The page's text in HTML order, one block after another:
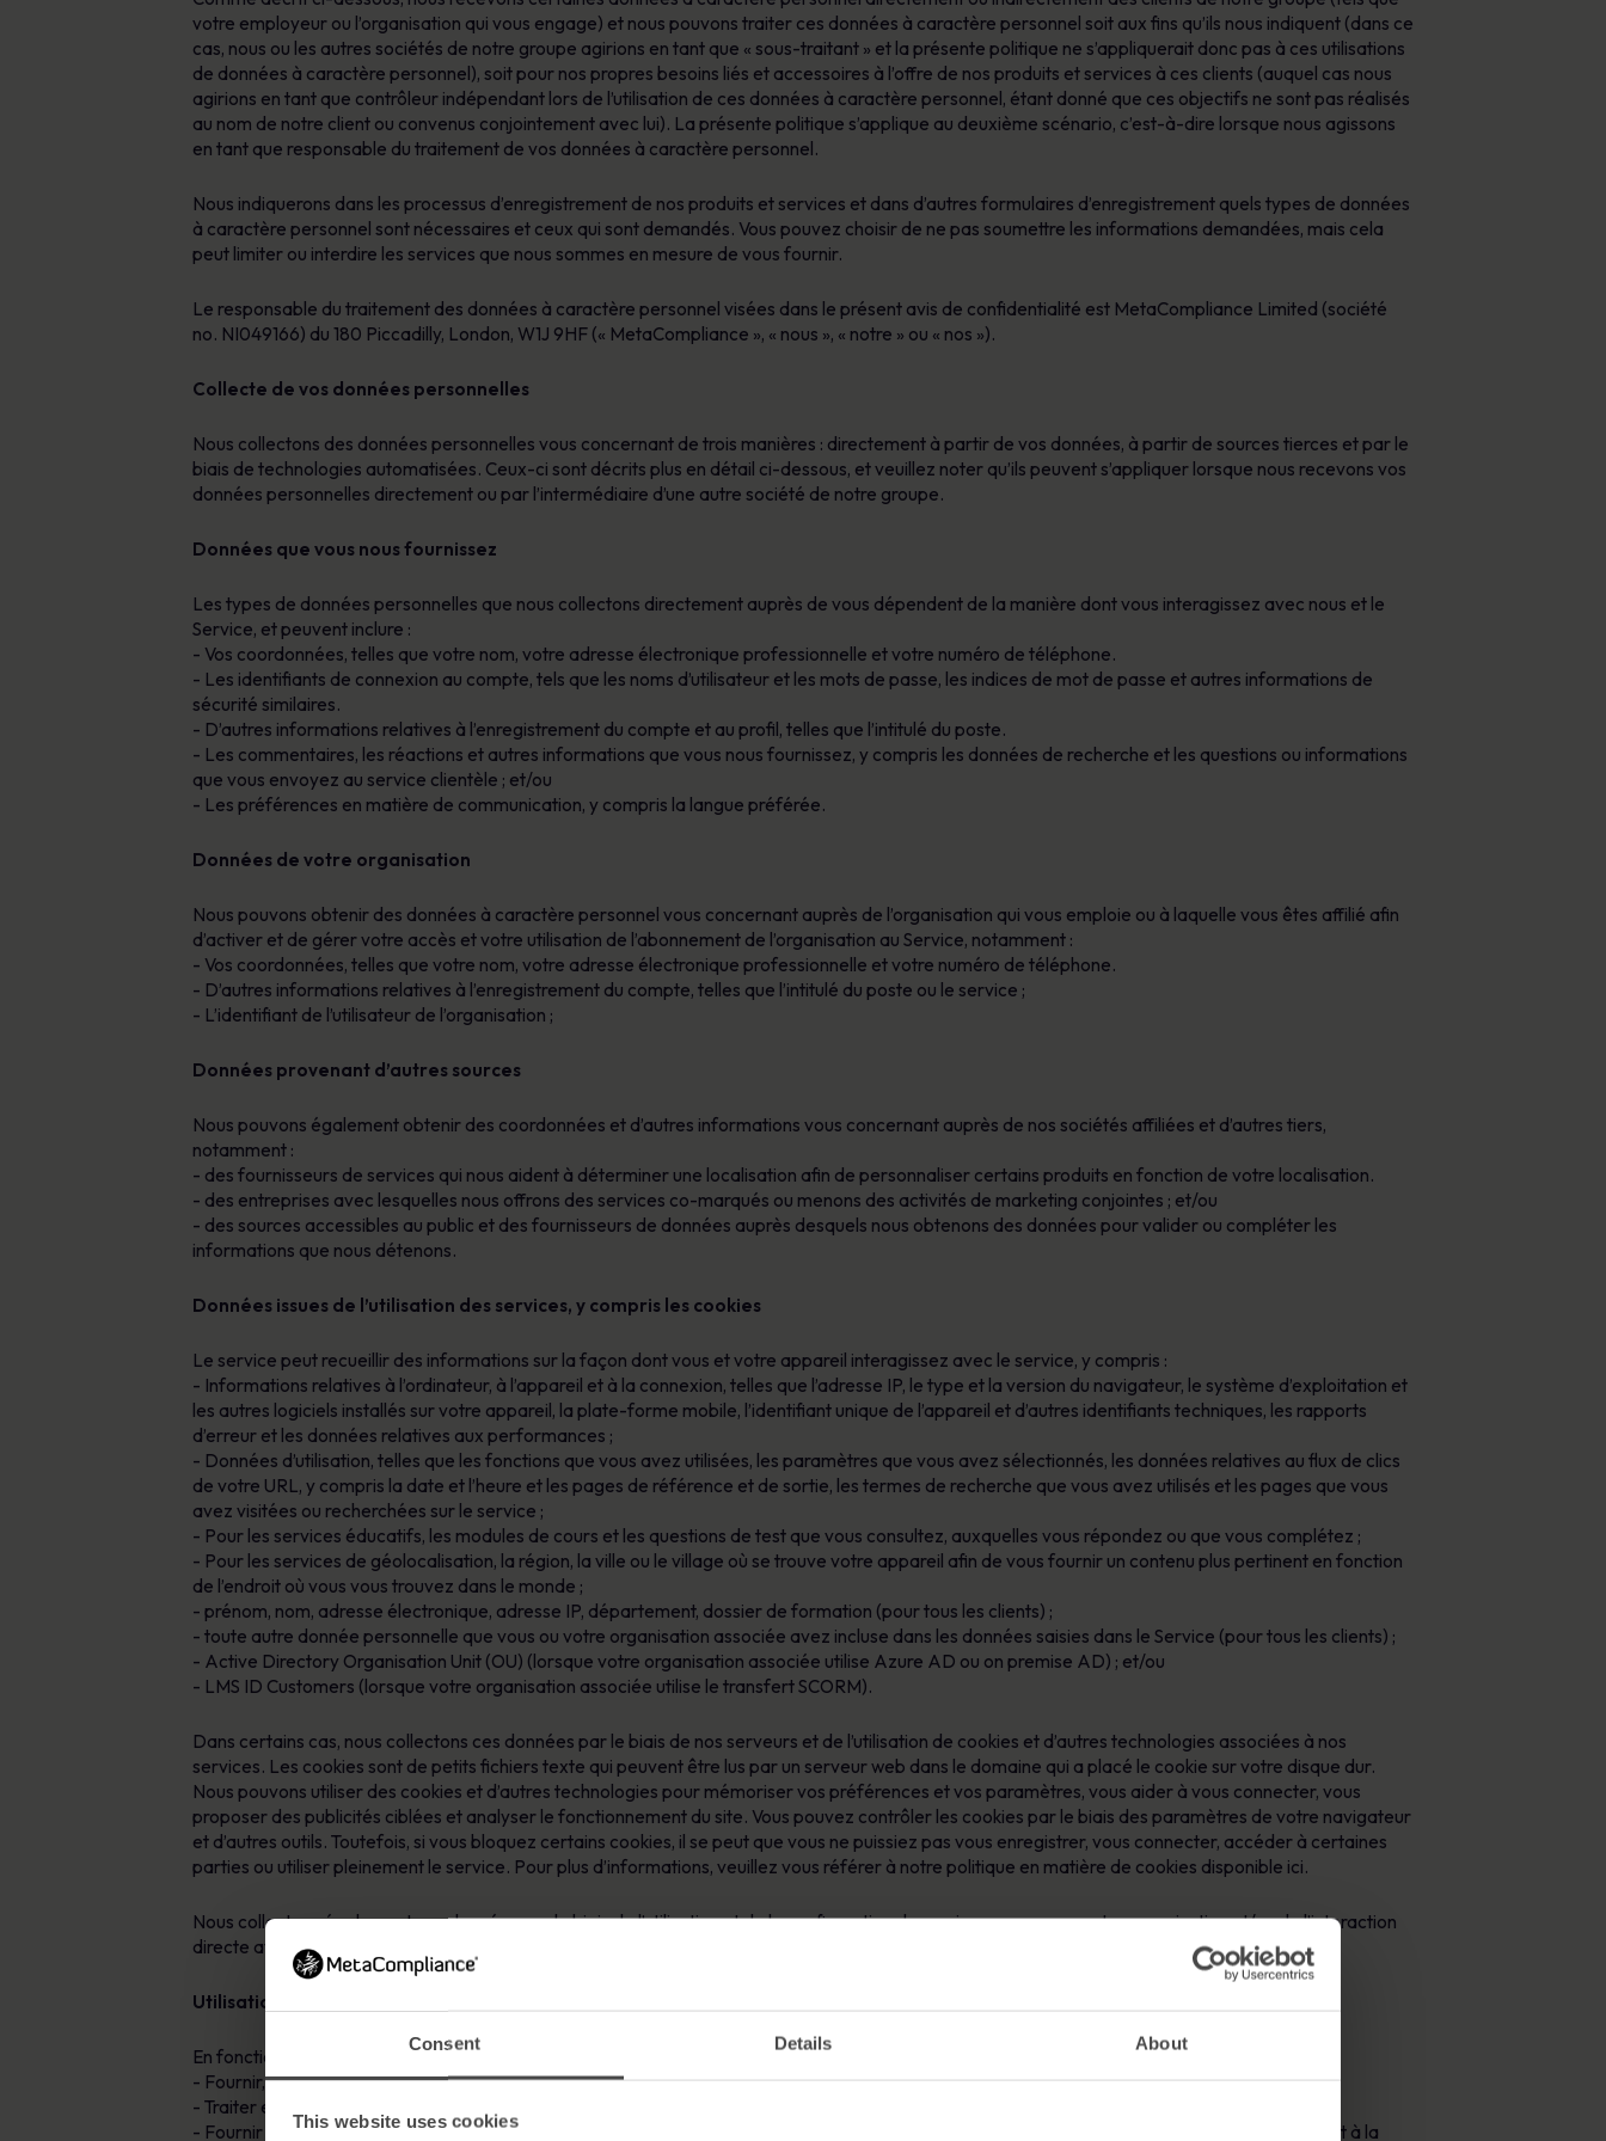
Consent Details About
This website uses cookies
zones où l’action est la plus urgente
Outils basés sur l’IA pour protéger contre
le phishing et créer/diffuser des contenus
en toute sécurité
Apprentissage personnalisé disponible en
plus de 40 langues
humains
Bénéficiez d’une visibilité claire sur les
risques humains pour prioriser vos actions,
réduire votre exposition et démontrer des
progrès mesurables.
conformité et protéger votre réputation.
personnel
Explorer les ressources
Glossaire
Les définitions de la cybersécurité que vous
devez connaître
Affiches
Des images attrayantes qui renforcent chaque
jour les comportements sécuritaires.
Certifié B Corp
En savoir plus
votre employeur ou l’organisation qui vous engage) et nous pouvons traiter ces données à caractère personnel soit aux fins qu’ils nous indiquent (dans ce
cas, nous ou les autres sociétés de notre groupe agirions en tant que « sous-traitant » et la présente politique ne s’appliquerait donc pas à ces utilisations
de données à caractère personnel), soit pour nos propres besoins liés et accessoires à l’offre de nos produits et services à ces clients (auquel cas nous
agirions en tant que contrôleur indépendant lors de l’utilisation de ces données à caractère personnel, étant donné que ces objectifs ne sont pas réalisés
au nom de notre client ou convenus conjointement avec lui). La présente politique s’applique au deuxième scénario, c’est-à-dire lorsque nous agissons
en tant que responsable du traitement de vos données à caractère personnel.
Nous indiquerons dans les processus d’enregistrement de nos produits et services et dans d’autres formulaires d’enregistrement quels types de données
à caractère personnel sont nécessaires et ceux qui sont demandés. Vous pouvez choisir de ne pas soumettre les informations demandées, mais cela
peut limiter ou interdire les services que nous sommes en mesure de vous fournir.
Le responsable du traitement des données à caractère personnel visées dans le présent avis de confidentialité est MetaCompliance Limited (société
no. NI049166) du 180 Piccadilly, London, W1J 9HF (« MetaCompliance », « nous », « notre » ou « nos »).
Collecte de vos données personnelles
Nous collectons des données personnelles vous concernant de trois manières : directement à partir de vos données, à partir de sources tierces et par le
biais de technologies automatisées. Ceux-ci sont décrits plus en détail ci-dessous, et veuillez noter qu’ils peuvent s’appliquer lorsque nous recevons vos
données personnelles directement ou par l’intermédiaire d’une autre société de notre groupe.
Données que vous nous fournissez
Les types de données personnelles que nous collectons directement auprès de vous dépendent de la manière dont vous interagissez avec nous et le
Service, et peuvent inclure :
- Vos coordonnées, telles que votre nom, votre adresse électronique professionnelle et votre numéro de téléphone.
- Les identifiants de connexion au compte, tels que les noms d’utilisateur et les mots de passe, les indices de mot de passe et autres informations de
sécurité similaires.
- D’autres informations relatives à l’enregistrement du compte et au profil, telles que l’intitulé du poste.
- Les commentaires, les réactions et autres informations que vous nous fournissez, y compris les données de recherche et les questions ou informations
que vous envoyez au service clientèle ; et/ou
- Les préférences en matière de communication, y compris la langue préférée.
Données de votre organisation
Nous pouvons obtenir des données à caractère personnel vous concernant auprès de l’organisation qui vous emploie ou à laquelle vous êtes affilié afin
d’activer et de gérer votre accès et votre utilisation de l’abonnement de l’organisation au Service, notamment :
- Vos coordonnées, telles que votre nom, votre adresse électronique professionnelle et votre numéro de téléphone.
- D’autres informations relatives à l’enregistrement du compte, telles que l’intitulé du poste ou le service ;
- L’identifiant de l’utilisateur de l’organisation ;
Données provenant d’autres sources
Nous pouvons également obtenir des coordonnées et d’autres informations vous concernant auprès de nos sociétés affiliées et d’autres tiers,
notamment :
- des fournisseurs de services qui nous aident à déterminer une localisation afin de personnaliser certains produits en fonction de votre localisation.
- des entreprises avec lesquelles nous offrons des services co-marqués ou menons des activités de marketing conjointes ; et/ou
- des sources accessibles au public et des fournisseurs de données auprès desquels nous obtenons des données pour valider ou compléter les
informations que nous détenons.
Données issues de l’utilisation des services, y compris les cookies
Le service peut recueillir des informations sur la façon dont vous et votre appareil interagissez avec le service, y compris :
- Informations relatives à l’ordinateur, à l’appareil et à la connexion, telles que l’adresse IP, le type et la version du navigateur, le système d’exploitation et
les autres logiciels installés sur votre appareil, la plate-forme mobile, l’identifiant unique de l’appareil et d’autres identifiants techniques, les rapports
d’erreur et les données relatives aux performances ;
- Données d’utilisation, telles que les fonctions que vous avez utilisées, les paramètres que vous avez sélectionnés, les données relatives au flux de clics
de votre URL, y compris la date et l’heure et les pages de référence et de sortie, les termes de recherche que vous avez utilisés et les pages que vous
avez visitées ou recherchées sur le service ;
- Pour les services éducatifs, les modules de cours et les questions de test que vous consultez, auxquelles vous répondez ou que vous complétez ;
- Pour les services de géolocalisation, la région, la ville ou le village où se trouve votre appareil afin de vous fournir un contenu plus pertinent en fonction
de l’endroit où vous vous trouvez dans le monde ;
- prénom, nom, adresse électronique, adresse IP, département, dossier de formation (pour tous les clients) ;
- toute autre donnée personnelle que vous ou votre organisation associée avez incluse dans les données saisies dans le Service (pour tous les clients) ;
- Active Directory Organisation Unit (OU) (lorsque votre organisation associée utilise Azure AD ou on premise AD) ; et/ou
- LMS ID Customers (lorsque votre organisation associée utilise le transfert SCORM).
Dans certains cas, nous collectons ces données par le biais de nos serveurs et de l’utilisation de cookies et d’autres technologies associées à nos
services. Les cookies sont de petits fichiers texte qui peuvent être lus par un serveur web dans le domaine qui a placé le cookie sur votre disque dur.
Nous pouvons utiliser des cookies et d’autres technologies pour mémoriser vos préférences et vos paramètres, vous aider à vous connecter, vous
proposer des publicités ciblées et analyser le fonctionnement du site. Vous pouvez contrôler les cookies par le biais des paramètres de votre navigateur
et d’autres outils. Toutefois, si vous bloquez certains cookies, il se peut que vous ne puissiez pas vous enregistrer, vous connecter, accéder à certaines
parties ou utiliser pleinement le service. Pour plus d’informations, veuillez vous référer à notre politique en matière de cookies disponible ici.
Nous collectons également ces données par le biais de l’utilisation et de la configuration du service par vous ou votre organisation et/ou de l’interaction
directe avec nous.
Utilisation de vos données personnelles
En fonction de la manière dont vous interagissez avec nous et avec le service, nous utilisons vos données personnelles pour :
- Fournir, activer et gérer votre accès et votre utilisation du service.
- Traiter et exécuter une demande, un abonnement ou une autre transaction.
- Fournir une assistance technique, une assistance relative aux produits et une autre assistance, et contribuer au fonctionnement, à la sécurité et à la